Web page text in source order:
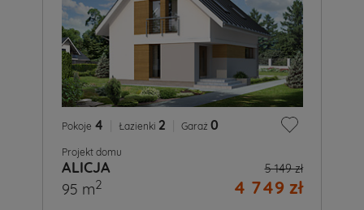
Pokoje 4 Łazienki 2 Garaż 0
Projekt domu
ALICJA 5 149 zł
4 749 zł
95 m2